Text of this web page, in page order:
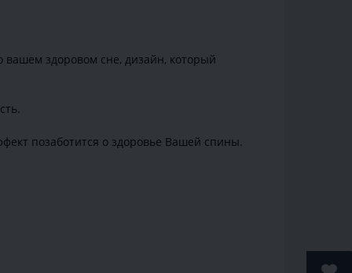
вашем здоровом сне, дизайн, который
позаботится о здоровье Вашей спины.